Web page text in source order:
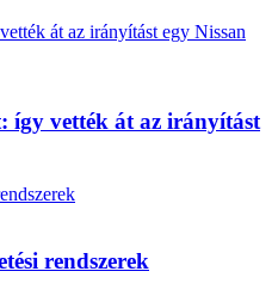
így vették át az irányítást
rendszerek